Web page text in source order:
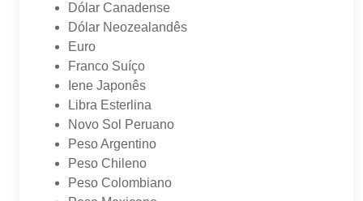
Dólar Canadense
Dólar Neozealandês
Euro
Franco Suíço
Iene Japonês
Libra Esterlina
Novo Sol Peruano
Peso Argentino
Peso Chileno
Peso Colombiano